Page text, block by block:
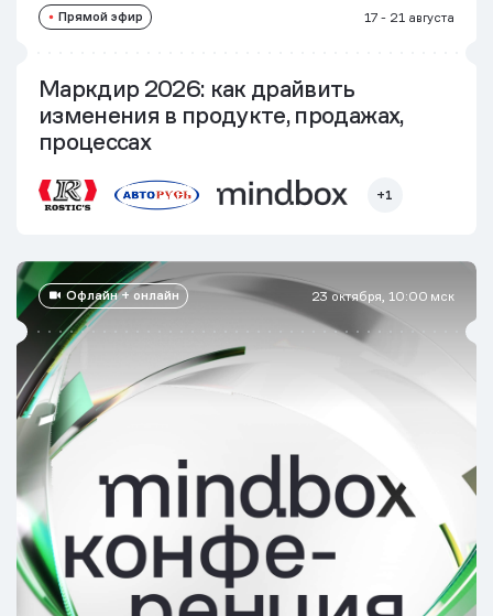
Прямой эфир 17 - 21 августа
+1
Маркдир 2026: как драйвить
изменения в продукте, продажах,
процессах
Офлайн + онлайн 23 октября, 10:00 мск